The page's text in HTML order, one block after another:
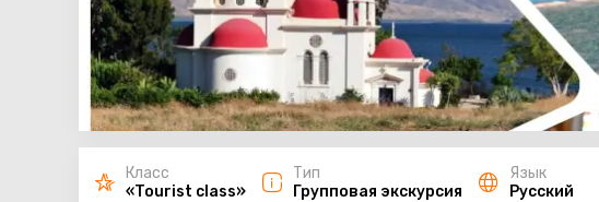
Класс
«Tourist class»
Тип
Групповая экскурсия
Язык
Русский